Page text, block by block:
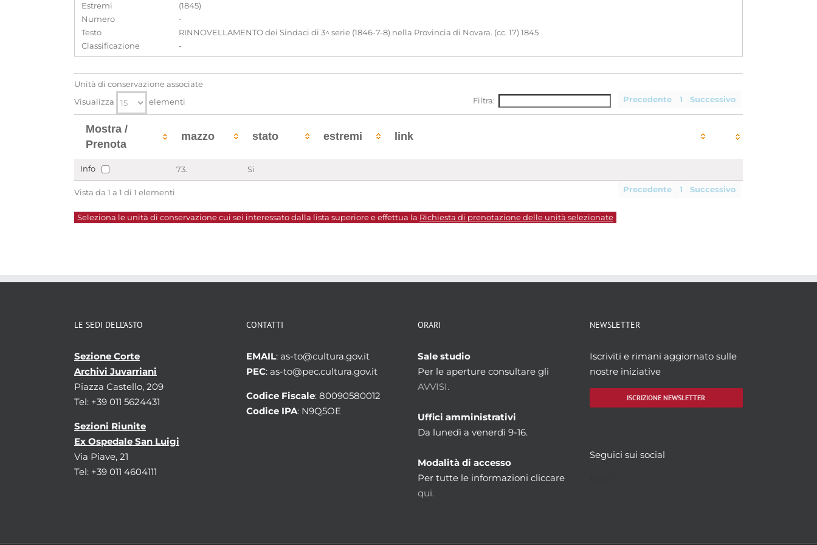
Estremi
(1845)
Numero
-
Testo
RINNOVELLAMENTO dei Sindaci di 3^ serie (1846-7-8) nella Provincia di Novara. (cc. 17) 1845
Classificazione
-
Unità di conservazione associate
Precedente
1 Successivo
Visualizza elementi Filtra:
Mostra /
Prenota
mazzo stato estremi link
Info 73. Si
Vista da 1 a 1 di 1 elementi Precedente 1 Successivo
Seleziona le unità di conservazione cui sei interessato dalla lista superiore e effettua la Richiesta di prenotazione delle unità selezionate
LE SEDI DELL’ASTO
Sezione Corte
Archivi Juvarriani
Piazza Castello, 209
Tel: +39 011 5624431
Sezioni Riunite
Ex Ospedale San Luigi
Via Piave, 21
Tel: +39 011 4604111
CONTATTI
EMAIL: as-to@cultura.gov.it
PEC: as-to@pec.cultura.gov.it
Codice Fiscale: 80090580012
Codice IPA: N9Q5OE
ORARI
Sale studio
Per le aperture consultare gli
AVVISI.
Uffici amministrativi
Da lunedì a venerdì 9-16.
Modalità di accesso
Per tutte le informazioni cliccare
qui.
NEWSLETTER
Iscriviti e rimani aggiornato sulle
nostre iniziative
ISCRIZIONE NEWSLETTER
Seguici sui social